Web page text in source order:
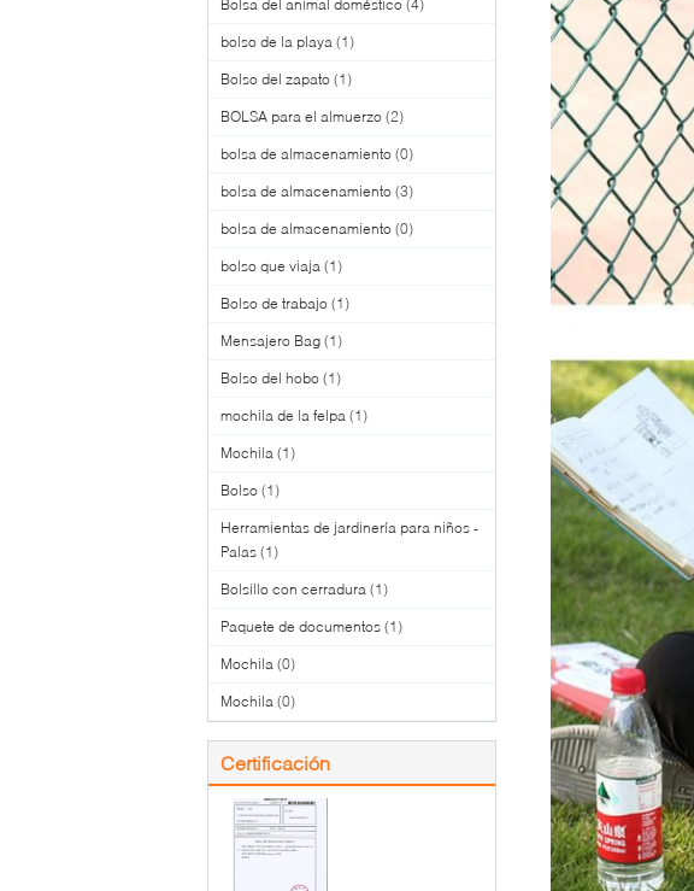
Bolsa del animal doméstico (4)
bolso de la playa (1)
Bolso del zapato (1)
BOLSA para el almuerzo (2)
bolsa de almacenamiento (0)
bolsa de almacenamiento (3)
bolsa de almacenamiento (0)
bolso que viaja (1)
Bolso de trabajo (1)
Mensajero Bag (1)
Bolso del hobo (1)
mochila de la felpa (1)
Mochila (1)
Bolso (1)
Herramientas de jardinería para niños -
Palas (1)
Bolsillo con cerradura (1)
Paquete de documentos (1)
Mochila (0)
Mochila (0)
Certificación